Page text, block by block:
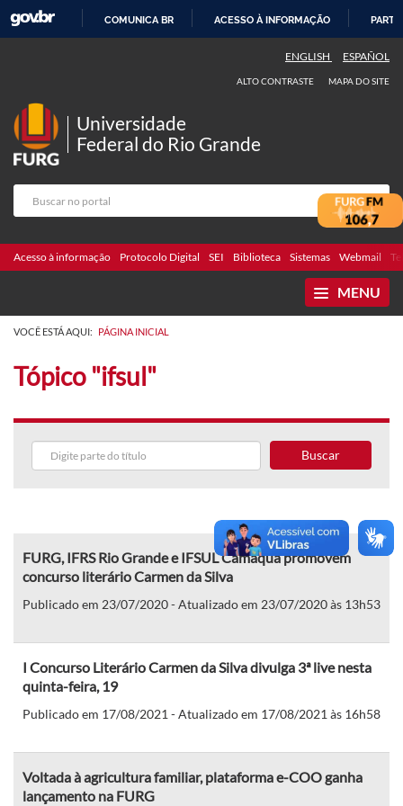
COMUNICA BR ACESSO À INFORMAÇÃO
ENGLISH ESPAÑOL
ALTO CONTRASTE MAPA DO SITE
Universidade
Federal do Rio Grande
Acesso à informação Protocolo Digital SEI Biblioteca Sistemas Webmail
MENU
VOCÊ ESTÁ AQUI: PÁGINA INICIAL
Tópico "ifsul"
Buscar
FURG, IFRS Rio Grande e IFSUL Camaquã promovem
concurso literário Carmen da Silva
Publicado em 23/07/2020 - Atualizado em 23/07/2020 às 13h53
I Concurso Literário Carmen da Silva divulga 3ª live nesta
quinta-feira, 19
Publicado em 17/08/2021 - Atualizado em 17/08/2021 às 16h58
Voltada à agricultura familiar, plataforma e-COO ganha
lançamento na FURG